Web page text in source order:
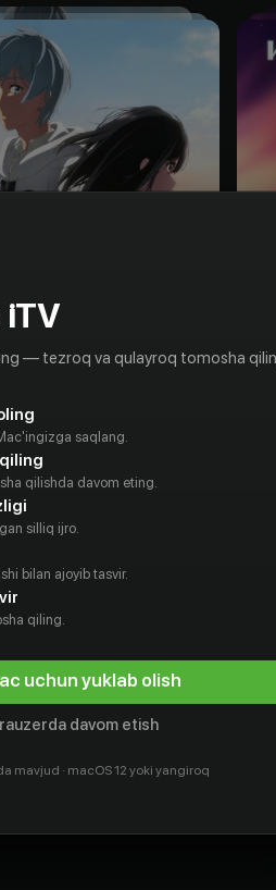
16+
iTV
— tezroq va qulayroq tomosha
saqlang.
qilishda davom eting.
silliq ijro.
bilan ajoyib tasvir.
qiling.
uchun yuklab olish
davom etish
mavjud · macOS 12 yoki yangiroq